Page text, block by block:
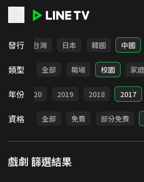
發行
全部 台灣 日本 韓國 中國
類型 全部 職場 校園 家庭
年份 2020 2019 2018 2017
資格 全部 免費 部分免費
戲劇 篩選結果